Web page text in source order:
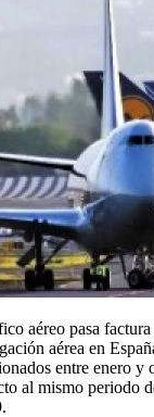
aéreo pasa factura
aérea en
entre enero y
al mismo periodo